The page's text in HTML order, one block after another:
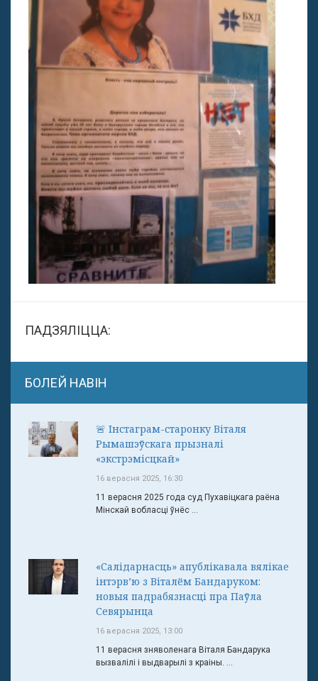
ПАДЗЯЛІЦЦА:
БОЛЕЙ НАВІН
🚨 Інстаграм-старонку Віталя
Рымашэўскага прызналі
«экстрэмісцкай»
16 верасня 2025, 16:30
11 верасня 2025 года суд Пухавіцкага раёна
Мінскай вобласці ўнёс ...
«Салідарнасць» апублікавала вялікае
інтэрв’ю з Віталём Бандаруком:
новыя падрабязнасці пра Паўла
Севярынца
16 верасня 2025, 13:00
11 верасня зняволенага Віталя Бандарука
вызвалілі і выдварылі з краіны. ...